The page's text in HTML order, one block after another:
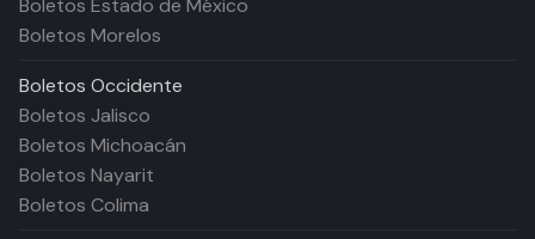
Boletos Estado de México
Boletos Morelos
Boletos Occidente
Boletos Jalisco
Boletos Michoacán
Boletos Nayarit
Boletos Colima